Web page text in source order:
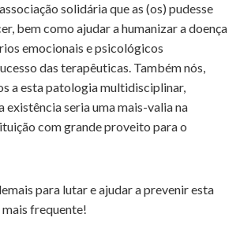
solidária que as (os) pudesse
bem como ajudar a humanizar a doença
emocionais e psicológicos
das terapêuticas. Também nós,
a esta patologia multidisciplinar,
existência seria uma mais-valia na
com grande proveito para o
para lutar e ajudar a prevenir esta
frequente!